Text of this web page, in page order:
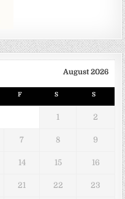
August 2026
F S S
1 2
7 8 9
14 15 16
21 22 23